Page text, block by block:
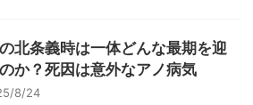
北条義時は一体どんな最期を迎
か？死因は意外なアノ病気
8/24